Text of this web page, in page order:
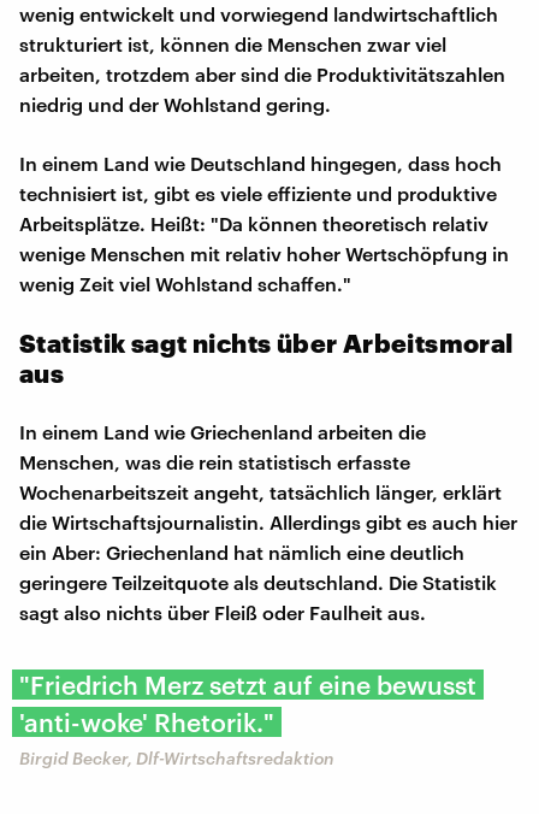
wenig entwickelt und vorwiegend landwirtschaftlich
strukturiert ist, können die Menschen zwar viel
arbeiten, trotzdem aber sind die Produktivitätszahlen
niedrig und der Wohlstand gering.
In einem Land wie Deutschland hingegen, dass hoch
technisiert ist, gibt es viele effiziente und produktive
Arbeitsplätze. Heißt: "Da können theoretisch relativ
wenige Menschen mit relativ hoher Wertschöpfung in
wenig Zeit viel Wohlstand schaffen."
Statistik sagt nichts über Arbeitsmoral
aus
In einem Land wie Griechenland arbeiten die
Menschen, was die rein statistisch erfasste
Wochenarbeitszeit angeht, tatsächlich länger, erklärt
die Wirtschaftsjournalistin. Allerdings gibt es auch hier
ein Aber: Griechenland hat nämlich eine deutlich
geringere Teilzeitquote als deutschland. Die Statistik
sagt also nichts über Fleiß oder Faulheit aus.
"Friedrich Merz setzt auf eine bewusst
'anti-woke' Rhetorik."
Birgid Becker, Dlf-Wirtschaftsredaktion